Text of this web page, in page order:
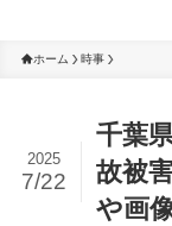
ホーム 時事
千葉
故被
や画
2025
7/22